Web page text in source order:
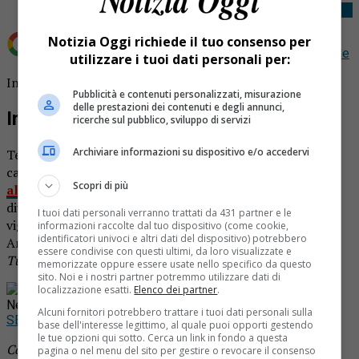
Aggiungi Notizia Oggi.it come Fonte preferita su Google
Incendio a Borgosesia: una persona morta carbonizzata.
Incendio a Borgosesia
Terribile notizia a Borgosesia. Una persona è morta
carbonizzata questa mattina
alloggio a Borgosesia in via Libertà
divampate di prima mattina, sul posto sono intervenuti i
vigili del fuoco di Varallo, oltre agli operatori del 118.
Ancora da chiarire la dinamica.
Tutti i particolari domani su Notizia Oggi
Rimani aggiornato seguendoci su Google
News!
SEGUICI
Continua a leggere le notizie diNotizia Oggi Borgosesia
Notizia Oggi richiede il tuo consenso per
utilizzare i tuoi dati personali per:
Pubblicità e contenuti personalizzati, misurazione
delle prestazioni dei contenuti e degli annunci,
ricerche sul pubblico, sviluppo di servizi
Archiviare informazioni su dispositivo e/o accedervi
Scopri di più
I tuoi dati personali verranno trattati da 431 partner e le
informazioni raccolte dal tuo dispositivo (come cookie,
identificatori univoci e altri dati del dispositivo) potrebbero
essere condivise con questi ultimi, da loro visualizzate e
memorizzate oppure essere usate nello specifico da questo
sito. Noi e i nostri partner potremmo utilizzare dati di
localizzazione esatti. Elenco dei partner.
Alcuni fornitori potrebbero trattare i tuoi dati personali sulla
base dell'interesse legittimo, al quale puoi opporti gestendo
le tue opzioni qui sotto. Cerca un link in fondo a questa
pagina o nel menu del sito per gestire o revocare il consenso